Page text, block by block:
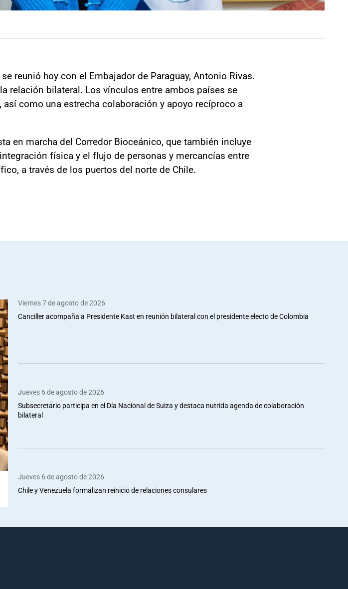
reunió hoy con el Embajador de Paraguay, Antonio Rivas.
relación bilateral. Los vínculos entre ambos países se
como una estrecha colaboración y apoyo recíproco a
en marcha del Corredor Bioceánico, que también incluye
física y el flujo de personas y mercancías entre
a través de los puertos del norte de Chile.
Viernes 7 de agosto de 2026
Canciller acompaña a Presidente Kast en reunión bilateral con el presidente electo de Colombia
Jueves 6 de agosto de 2026
Subsecretario participa en el Día Nacional de Suiza y destaca nutrida agenda de colaboración
bilateral
Jueves 6 de agosto de 2026
Chile y Venezuela formalizan reinicio de relaciones consulares